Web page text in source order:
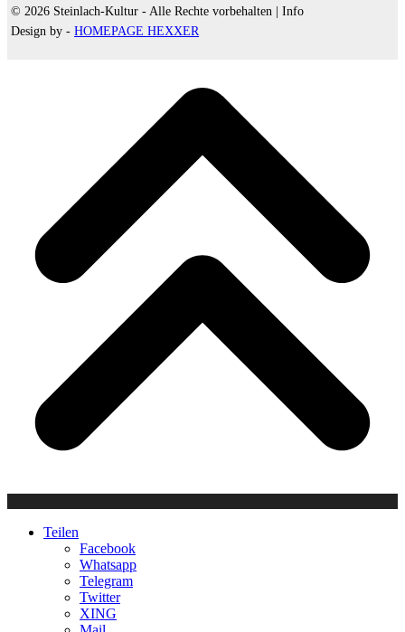
© 2026 Steinlach-Kultur - Alle Rechte vorbehalten |
Info
Design by - HOMEPAGE HEXXER
Teilen
Facebook
Whatsapp
Telegram
Twitter
XING